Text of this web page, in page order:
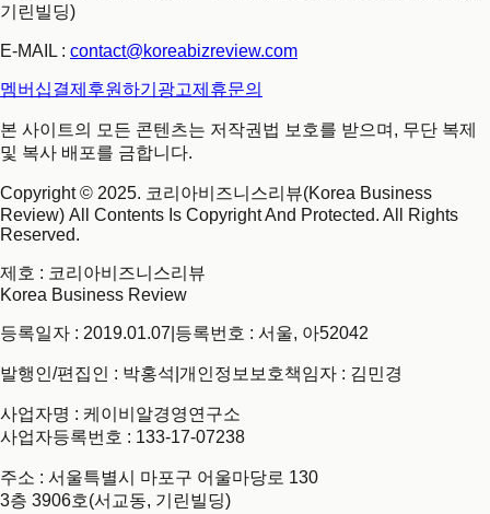
기린빌딩)
E-MAIL : contact@koreabizreview.com
멤버십결제 후원하기 광고제휴문의
본 사이트의 모든 콘텐츠는 저작권법 보호를 받으며, 무단 복제
및 복사 배포를 금합니다.
Copyright © 2025. 코리아비즈니스리뷰(Korea Business
Review) All Contents Is Copyright And Protected. All Rights
Reserved.
제호 : 코리아비즈니스리뷰
Korea Business Review
등록일자 : 2019.01.07 등록번호 : 서울, 아52042
발행인/편집인 : 박홍석 개인정보보호책임자 : 김민경
사업자명 : 케이비알경영연구소
사업자등록번호 : 133-17-07238
주소 : 서울특별시 마포구 어울마당로 130
3층 3906호(서교동, 기린빌딩)